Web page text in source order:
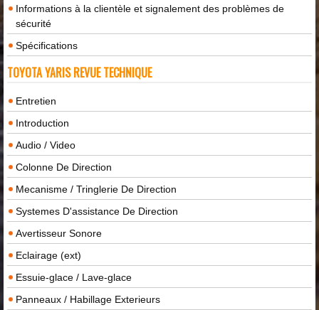
Informations à la clientèle et signalement des problèmes de
sécurité
Spécifications
TOYOTA YARIS REVUE TECHNIQUE
Entretien
Introduction
Audio / Video
Colonne De Direction
Mecanisme / Tringlerie De Direction
Systemes D'assistance De Direction
Avertisseur Sonore
Eclairage (ext)
Essuie-glace / Lave-glace
Panneaux / Habillage Exterieurs